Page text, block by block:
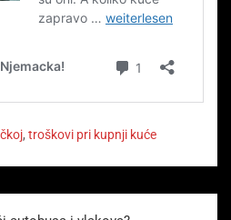
, troškovi pri kupnji kuće